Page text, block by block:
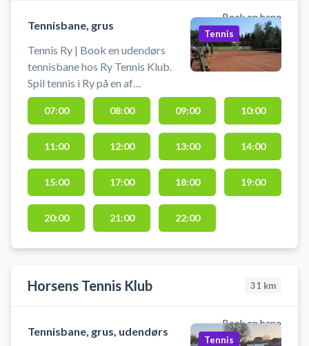
Book en bane
Tennisbane, grus
Tennis Ry | Book en udendørs
tennisbane hos Ry Tennis Klub.
Spil tennis i Ry på en af
tennisklubbens grusbaner.
Tennisbaner i Ry er beliggende på
Thorsvej 32B, 8680 Ry - ved Ry
Tennis.
Tennis
07:00 08:00 09:00 10:00
11:00 12:00 13:00 14:00
15:00 17:00 18:00 19:00
20:00 21:00 22:00
Horsens Tennis Klub 31 km
Book en bane
Tennisbane, grus, udendørs
Tennis